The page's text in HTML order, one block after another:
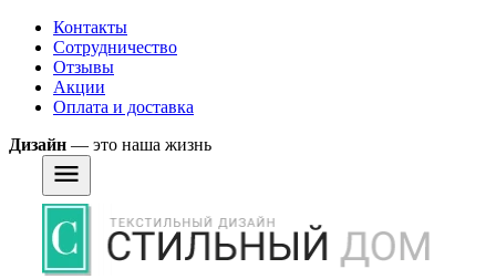
Контакты
Сотрудничество
Отзывы
Акции
Оплата и доставка
Дизайн — это наша жизнь